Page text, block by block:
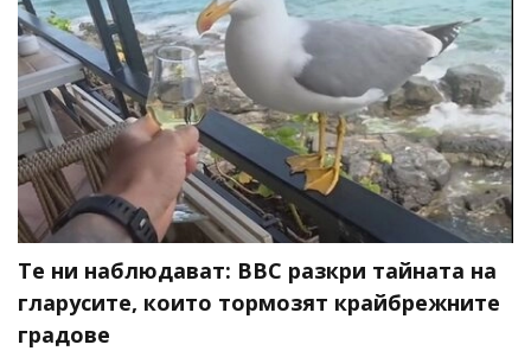
Те ни наблюдават: BBC разкри тайната на
гларусите, които тормозят крайбрежните
градове